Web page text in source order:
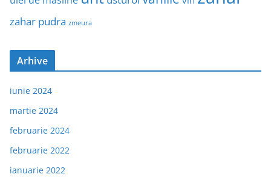
zahar pudra zmeura
Arhive
iunie 2024
martie 2024
februarie 2024
februarie 2022
ianuarie 2022